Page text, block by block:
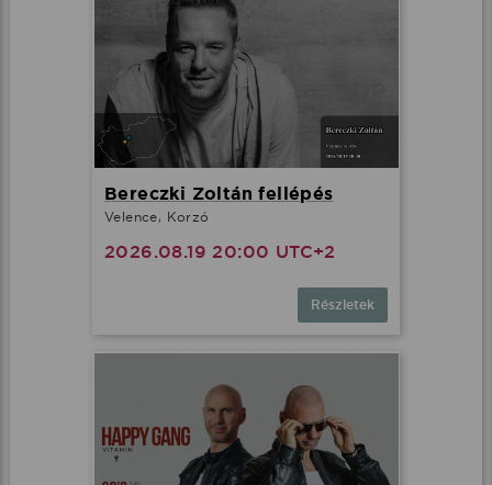
Bereczki Zoltán fellépés
Velence, Korzó
2026.08.19 20:00 UTC+2
Részletek